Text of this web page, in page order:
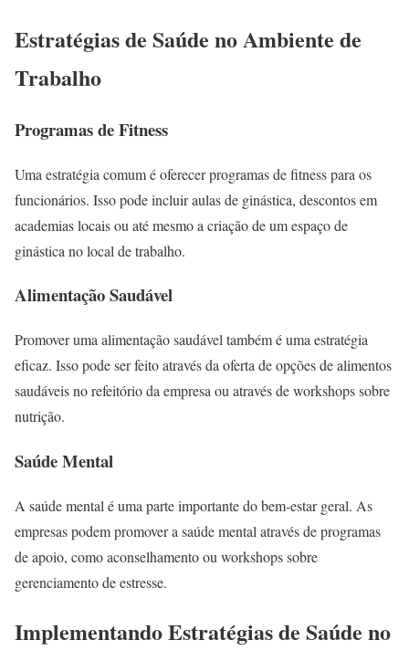
Estratégias de Saúde no Ambiente de
Trabalho
Programas de Fitness
Uma estratégia comum é oferecer programas de fitness para os
funcionários. Isso pode incluir aulas de ginástica, descontos em
academias locais ou até mesmo a criação de um espaço de
ginástica no local de trabalho.
Alimentação Saudável
Promover uma alimentação saudável também é uma estratégia
eficaz. Isso pode ser feito através da oferta de opções de alimentos
saudáveis no refeitório da empresa ou através de workshops sobre
nutrição.
Saúde Mental
A saúde mental é uma parte importante do bem-estar geral. As
empresas podem promover a saúde mental através de programas
de apoio, como aconselhamento ou workshops sobre
gerenciamento de estresse.
Implementando Estratégias de Saúde no